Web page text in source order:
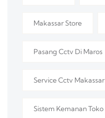
Makassar Store
Pasang Cctv Di Maros
Service Cctv Makassar
Sistem Kemanan Toko